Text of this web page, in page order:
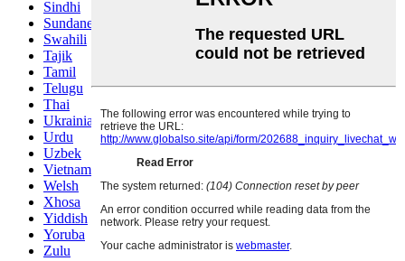
Sindhi
Sundanese
Swahili
Tajik
Tamil
Telugu
Thai
Ukrainian
Urdu
Uzbek
Vietnamese
Welsh
Xhosa
Yiddish
Yoruba
Zulu